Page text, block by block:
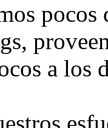
pocos
a los